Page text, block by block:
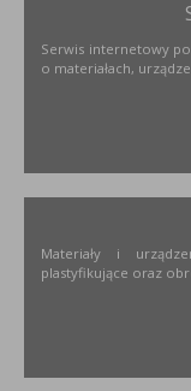
Serwis internetowy
o materiałach,
Materiały i
plastyfikujące oraz